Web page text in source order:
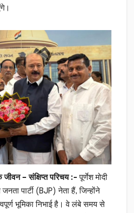
जीवन – संक्षिप्त परिचय :-पूर्णेश मोदी
पार्टी (BJP) नेता हैं, जिन्होंने
भूमिका निभाई है। वे लंबे समय से